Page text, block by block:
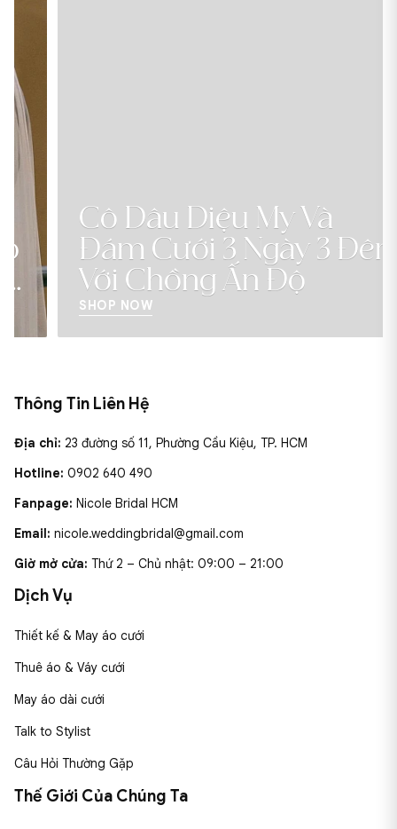
Cô Dâu Diệu My Và
Đám Cưới 3 Ngày 3 Đêm
Với Chồng Ấn Độ
SHOP NOW
Thông Tin Liên Hệ
Địa chỉ: 23 đường số 11, Phường Cầu Kiệu, TP. HCM
Hotline: 0902 640 490
Fanpage: Nicole Bridal HCM
Email: nicole.weddingbridal@gmail.com
Giờ mở cửa: Thứ 2 – Chủ nhật: 09:00 – 21:00
Dịch Vụ
Thiết kế & May áo cưới
Thuê áo & Váy cưới
May áo dài cưới
Talk to Stylist
Câu Hỏi Thường Gặp
Thế Giới Của Chúng Ta